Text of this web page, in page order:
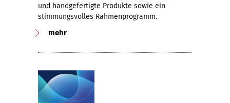
und handgefertigte Produkte sowie ein
stimmungsvolles Rahmenprogramm.
mehr